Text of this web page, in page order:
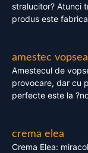
stralucitor? Atunci
produs este
amestec
Amestecul de
provocare, dar cu
perfecte este la
crema elea
Crema Elea: